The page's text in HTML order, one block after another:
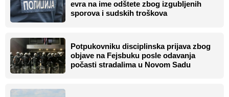
evra na ime odštete zbog izgubljenih
sporova i sudskih troškova
Potpukovniku disciplinska prijava zbog
objave na Fejsbuku posle odavanja
počasti stradalima u Novom Sadu